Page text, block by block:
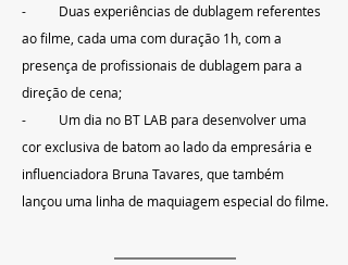
-          Duas experiências de dublagem referentes
ao filme, cada uma com duração 1h, com a
presença de profissionais de dublagem para a
direção de cena;
-          Um dia no BT LAB para desenvolver uma
cor exclusiva de batom ao lado da empresária e
influenciadora Bruna Tavares, que também
lançou uma linha de maquiagem especial do filme.